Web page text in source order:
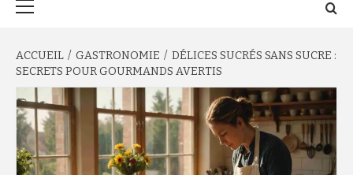
ACCUEIL GASTRONOMIE
DÉLICES SUCRÉS SANS SUCRE :
SECRETS POUR GOURMANDS AVERTIS